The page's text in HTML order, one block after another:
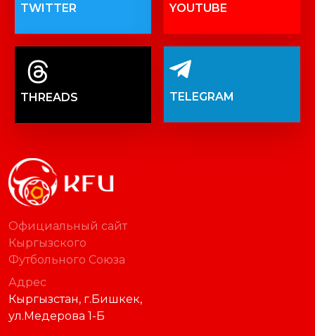
TWITTER YOUTUBE
THREADS TELEGRAM
Официальный сайт
Кыргызского
Футбольного Союза
Адрес
Кыргызстан, г.Бишкек,
ул.Медерова 1-Б